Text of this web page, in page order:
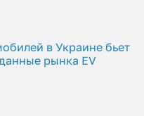
в Украине бьет
рынка EV